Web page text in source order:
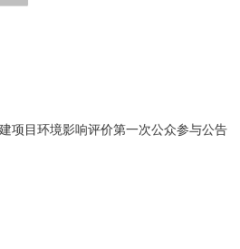
项目环境影响评价第一次公众参与公告